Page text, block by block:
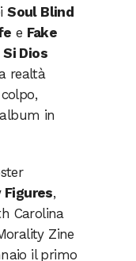
Soul Blind
e Fake
Si Dios
realtà
in
Figures,
Carolina
Zine
il primo